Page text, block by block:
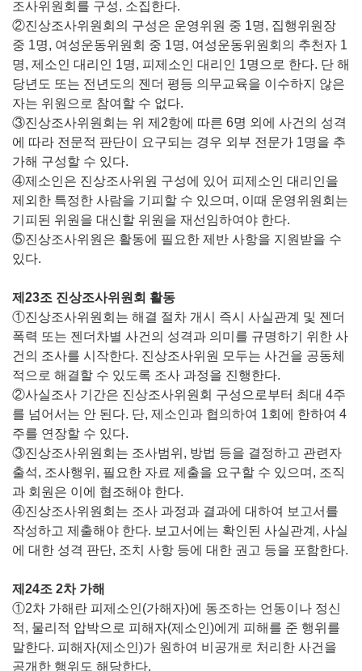
조사위원회를 구성, 소집한다.
②진상조사위원회의 구성은 운영위원 중 1명, 집행위원장
중 1명, 여성운동위원회 중 1명, 여성운동위원회의 추천자 1
명, 제소인 대리인 1명, 피제소인 대리인 1명으로 한다. 단 해
당년도 또는 전년도의 젠더 평등 의무교육을 이수하지 않은
자는 위원으로 참여할 수 없다.
③진상조사위원회는 위 제2항에 따른 6명 외에 사건의 성격
에 따라 전문적 판단이 요구되는 경우 외부 전문가 1명을 추
가해 구성할 수 있다.
④제소인은 진상조사위원 구성에 있어 피제소인 대리인을
제외한 특정한 사람을 기피할 수 있으며, 이때 운영위원회는
기피된 위원을 대신할 위원을 재선임하여야 한다.
⑤진상조사위원은 활동에 필요한 제반 사항을 지원받을 수
있다.
제23조 진상조사위원회 활동
①진상조사위원회는 해결 절차 개시 즉시 사실관계 및 젠더
폭력 또는 젠더차별 사건의 성격과 의미를 규명하기 위한 사
건의 조사를 시작한다. 진상조사위원 모두는 사건을 공동체
적으로 해결할 수 있도록 조사 과정을 진행한다.
②사실조사 기간은 진상조사위원회 구성으로부터 최대 4주
를 넘어서는 안 된다. 단, 제소인과 협의하여 1회에 한하여 4
주를 연장할 수 있다.
③진상조사위원회는 조사범위, 방법 등을 결정하고 관련자
출석, 조사행위, 필요한 자료 제출을 요구할 수 있으며, 조직
과 회원은 이에 협조해야 한다.
④진상조사위원회는 조사 과정과 결과에 대하여 보고서를
작성하고 제출해야 한다. 보고서에는 확인된 사실관계, 사실
에 대한 성격 판단, 조치 사항 등에 대한 권고 등을 포함한다.
제24조 2차 가해
①2차 가해란 피제소인(가해자)에 동조하는 언동이나 정신
적, 물리적 압박으로 피해자(제소인)에게 피해를 준 행위를
말한다. 피해자(제소인)가 원하여 비공개로 처리한 사건을
공개한 행위도 해당한다.